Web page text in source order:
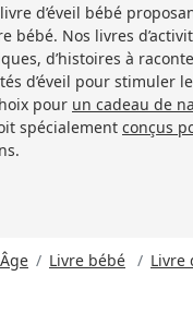
d’éveil bébé
bébé. Nos livres
d’histoires à
d’éveil pour stimuler
pour un cadeau de
spécialement conçus
Livre bébé Livre